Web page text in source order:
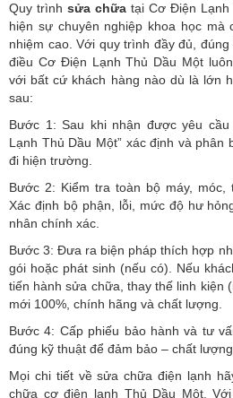
Quy trình sửa chữa tại Cơ Điện Lạnh
hiện sự chuyên nghiệp khoa học mà
nhiệm cao. Với quy trình đầy đủ,
điều Cơ Điện Lạnh Thủ Dầu Một
với bất cứ khách hàng nào dù là lớn
sau:
Bước 1: Sau khi nhận được yêu
Lạnh Thủ Dầu Một” xác định và phân
đi hiện trường.
Bước 2: Kiểm tra toàn bộ máy,
Xác định bộ phận, lỗi, mức độ hư
nhân chính xác.
Bước 3: Đưa ra biện pháp thích hợp
gói hoặc phát sinh (nếu có). Nếu
tiến hành sửa chữa, thay thế linh kiện
mới 100%, chính hãng và chất lượng.
Bước 4: Cấp phiếu bảo hành và tư
đúng kỹ thuật để đảm bảo – chất
Mọi chi tiết về sửa chữa điện lạnh
chữa cơ điện lạnh Thủ Dầu Một.